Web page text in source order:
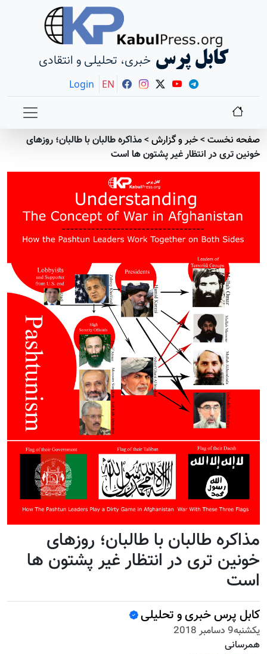
کابل پرس خبری، تحلیلی و انتقادی
Login EN
صفحه نخست>خبر و گزارش>مذاکره طالبان با طالبان؛ روزهای
خونین تری در انتظار غیر پشتون ها است
مذاکره طالبان با طالبان؛ روزهای
خونین تری در انتظار غیر پشتون ها
است
کابل پرس خبری و تحلیلی
يكشنبه9 دسامبر 2018
همرسانی